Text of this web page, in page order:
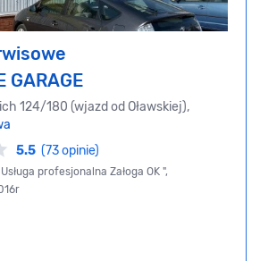
GARAGE
124/180 (wjazd od Oławskiej),
5.5 (73 opinie)
profesjonalna Załoga OK ",